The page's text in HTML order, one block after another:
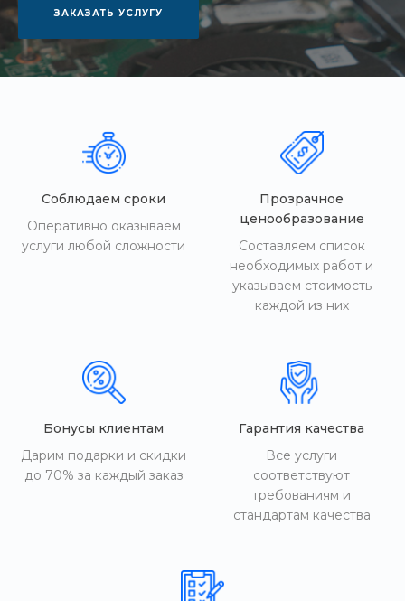
ЗАКАЗАТЬ УСЛУГУ
Соблюдаем сроки
Оперативно оказываем
услуги любой сложности
Прозрачное
ценообразование
Составляем список
необходимых работ и
указываем стоимость
каждой из них
Бонусы клиентам
Дарим подарки и скидки
до 70% за каждый заказ
Гарантия качества
Все услуги
соответствуют
требованиям и
стандартам качества